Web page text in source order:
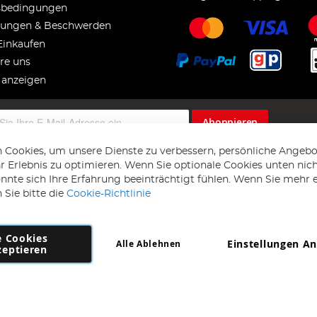
& Beschwerden
uns
Abonnieren
Copyright 1997 - 2026 AD NL B.V. Alle Rechte vorbehalten.
B.V Dirk Hartogweg 14 DC1 Unit 5 5928LV Venlo, Firmennummer:
Cookies, um unsere Dienste zu verbessern, persönliche
Erlebnis zu optimieren. Wenn Sie optionale Cookies unten
sich Ihre Erfahrung beeinträchtigt fühlen. Wenn Sie mehr
Sie bitte die Cookie-Richtlinie
Cookies
Einstellungen
Alle Ablehnen